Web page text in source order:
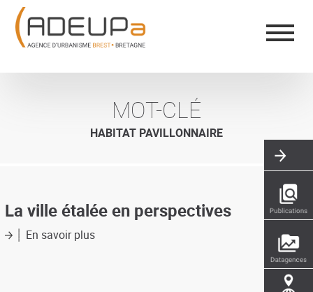
Aller
contenu
principal
MOT-CLÉ
HABITAT PAVILLONNAIRE
La ville étalée en perspectives
En savoir plussur
Panneau de gestion des cookies